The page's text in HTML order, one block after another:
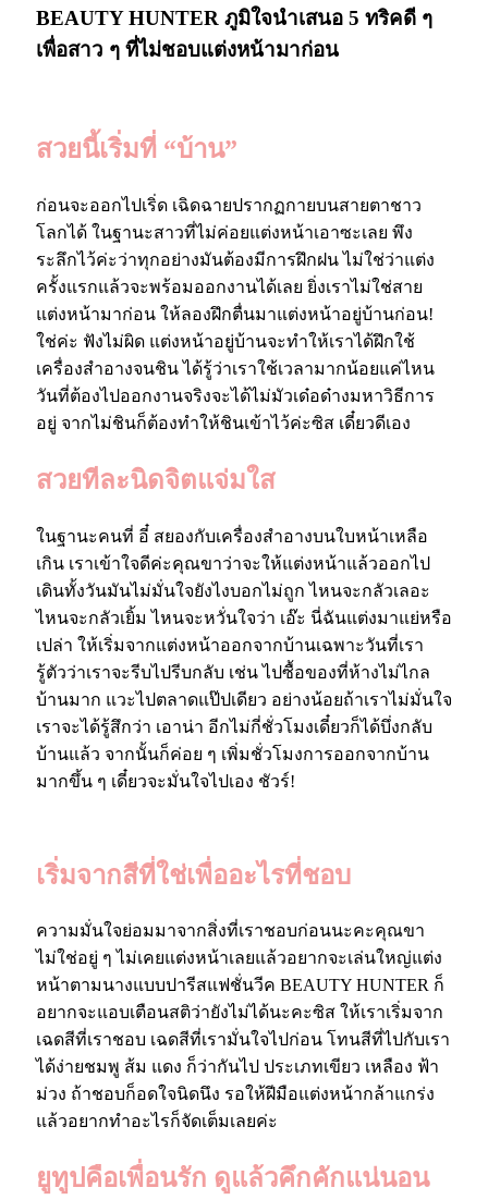
BEAUTY HUNTER ภูมิใจนำเสนอ 5 ทริคดี ๆ
เพื่อสาว ๆ ที่ไม่ชอบแต่งหน้ามาก่อน
สวยนี้เริ่มที่ “บ้าน”
ก่อนจะออกไปเริ่ด เฉิดฉายปรากฏกายบนสายตาชาว
โลกได้ ในฐานะสาวที่ไม่ค่อยแต่งหน้าเอาซะเลย พึง
ระลึกไว้ค่ะว่าทุกอย่างมันต้องมีการฝึกฝน ไม่ใช่ว่าแต่ง
ครั้งแรกแล้วจะพร้อมออกงานได้เลย ยิ่งเราไม่ใช่สาย
แต่งหน้ามาก่อน ให้ลองฝึกตื่นมาแต่งหน้าอยู่บ้านก่อน!
ใช่ค่ะ ฟังไม่ผิด แต่งหน้าอยู่บ้านจะทำให้เราได้ฝึกใช้
เครื่องสำอางจนชิน ได้รู้ว่าเราใช้เวลามากน้อยแค่ไหน
วันที่ต้องไปออกงานจริงจะได้ไม่มัวเด๋อด๋างมหาวิธีการ
อยู่ จากไม่ชินก็ต้องทำให้ชินเข้าไว้ค่ะซิส เดี๋ยวดีเอง
สวยทีละนิดจิตแจ่มใส
ในฐานะคนที่ อี๋ สยองกับเครื่องสำอางบนใบหน้าเหลือ
เกิน เราเข้าใจดีค่ะคุณขาว่าจะให้แต่งหน้าแล้วออกไป
เดินทั้งวันมันไม่มั่นใจยังไงบอกไม่ถูก ไหนจะกลัวเลอะ
ไหนจะกลัวเยิ้ม ไหนจะหวั่นใจว่า เอ๊ะ นี่ฉันแต่งมาแย่หรือ
เปล่า ให้เริ่มจากแต่งหน้าออกจากบ้านเฉพาะวันที่เรา
รู้ตัวว่าเราจะรีบไปรีบกลับ เช่น ไปซื้อของที่ห้างไม่ไกล
บ้านมาก แวะไปตลาดแป๊ปเดียว อย่างน้อยถ้าเราไม่มั่นใจ
เราจะได้รู้สึกว่า เอาน่า อีกไม่กี่ชั่วโมงเดี๋ยวก็ได้บึ่งกลับ
บ้านแล้ว จากนั้นก็ค่อย ๆ เพิ่มชั่วโมงการออกจากบ้าน
มากขึ้น ๆ เดี๋ยวจะมั่นใจไปเอง ชัวร์!
เริ่มจากสีที่ใช่เพื่ออะไรที่ชอบ
ความมั่นใจย่อมมาจากสิ่งที่เราชอบก่อนนะคะคุณขา
ไม่ใช่อยู่ ๆ ไม่เคยแต่งหน้าเลยแล้วอยากจะเล่นใหญ่แต่ง
หน้าตามนางแบบปารีสแฟชั่นวีค BEAUTY HUNTER ก็
อยากจะแอบเตือนสติว่ายังไม่ได้นะคะซิส ให้เราเริ่มจาก
เฉดสีที่เราชอบ เฉดสีที่เรามั่นใจไปก่อน โทนสีที่ไปกับเรา
ได้ง่ายชมพู ส้ม แดง ก็ว่ากันไป ประเภทเขียว เหลือง ฟ้า
ม่วง ถ้าชอบก็อดใจนิดนึง รอให้ฝีมือแต่งหน้ากล้าแกร่ง
แล้วอยากทำอะไรก็จัดเต็มเลยค่ะ
ยูทูปคือเพื่อนรัก ดูแล้วคึกคักแน่นอน